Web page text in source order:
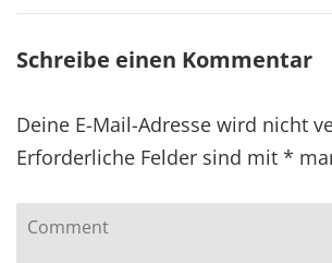
Schreibe einen Kommentar
Deine E-Mail-Adresse wird nicht
Erforderliche Felder sind mit *
Comment